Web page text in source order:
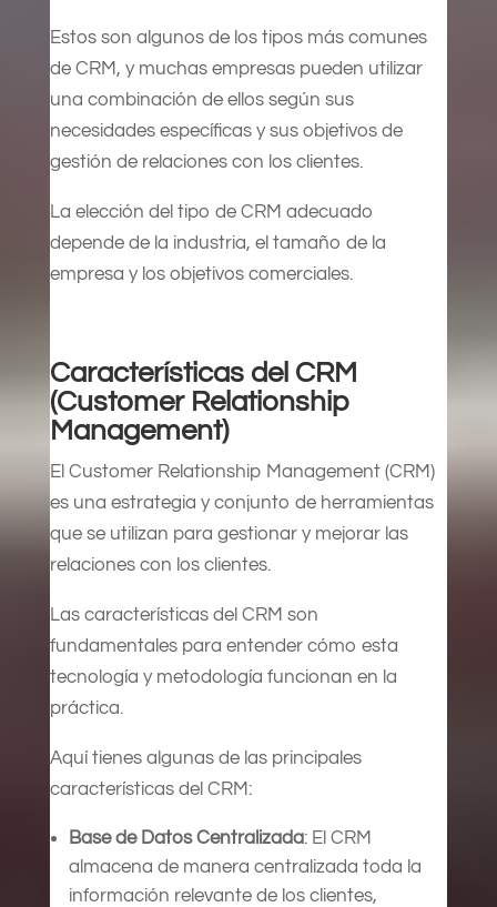
Estos son algunos de los tipos más comunes
de CRM, y muchas empresas pueden utilizar
una combinación de ellos según sus
necesidades específicas y sus objetivos de
gestión de relaciones con los clientes.
La elección del tipo de CRM adecuado
depende de la industria, el tamaño de la
empresa y los objetivos comerciales.
Características del CRM
(Customer Relationship
Management)
El Customer Relationship Management (CRM)
es una estrategia y conjunto de herramientas
que se utilizan para gestionar y mejorar las
relaciones con los clientes.
Las características del CRM son
fundamentales para entender cómo esta
tecnología y metodología funcionan en la
práctica.
Aquí tienes algunas de las principales
características del CRM:
Base de Datos Centralizada: El CRM
almacena de manera centralizada toda la
información relevante de los clientes,